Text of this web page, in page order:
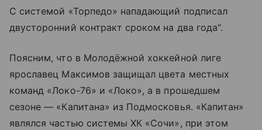
С системой «Торпедо» нападающий подписал
двусторонний контракт сроком на два года".
Поясним, что в Молодёжной хоккейной лиге
ярославец Максимов защищал цвета местных
команд «Локо-76» и «Локо», а в прошедшем
сезоне — «Капитана» из Подмосковья. «Капитан»
являлся частью системы ХК «Сочи», при этом